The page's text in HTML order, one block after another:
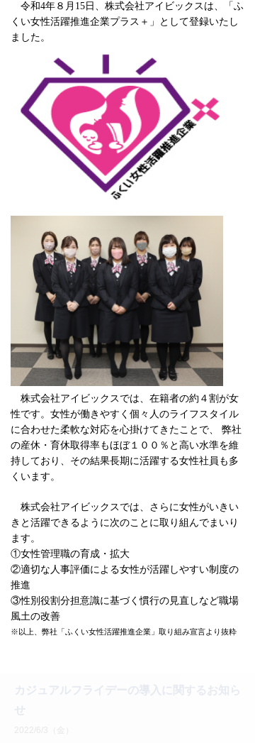
令和4年８月15日、株式会社アイビックスは、「ふ
くい女性活躍推進企業プラス＋」として登録いたし
ました。
株式会社アイビックスでは、在籍者の約４割が女
性です。女性が働きやすく個々人のライフスタイル
に合わせた柔軟な対応を心掛けてきたことで、 弊社
の産休・育休取得率もほぼ１００％と高い水準を維
持しており、その結果長期に活躍する女性社員も多
くいます。
株式会社アイビックスでは、さらに女性がいきい
きと活躍できるように次のことに取り組んでまいり
ます。
①女性管理職の育成・拡大
②適切な人事評価による女性が活躍しやすい制度の
推進
③性別役割分担意識に基づく慣行の見直しなど職場
風土の改善
※以上、弊社「ふくい女性活躍推進企業」取り組み宣言より抜粋